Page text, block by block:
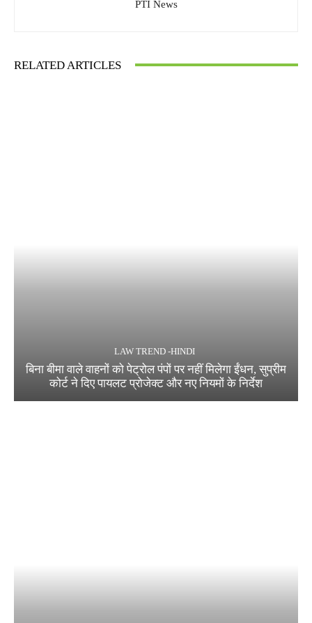
PTI News
RELATED ARTICLES
LAW TREND -HINDI
बिना बीमा वाले वाहनों को पेट्रोल पंपों पर नहीं मिलेगा ईंधन, सुप्रीम
कोर्ट ने दिए पायलट प्रोजेक्ट और नए नियमों के निर्देश